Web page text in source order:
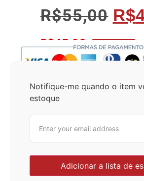
R$55,00 R$
R$45,60 No Pix 5% OFF
Notifique-me quando o item
estoque